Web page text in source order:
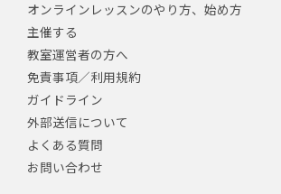
オンラインレッスンのやり方、始め方
主催する
教室運営者の方へ
免責事項／利用規約
ガイドライン
外部送信について
よくある質問
お問い合わせ